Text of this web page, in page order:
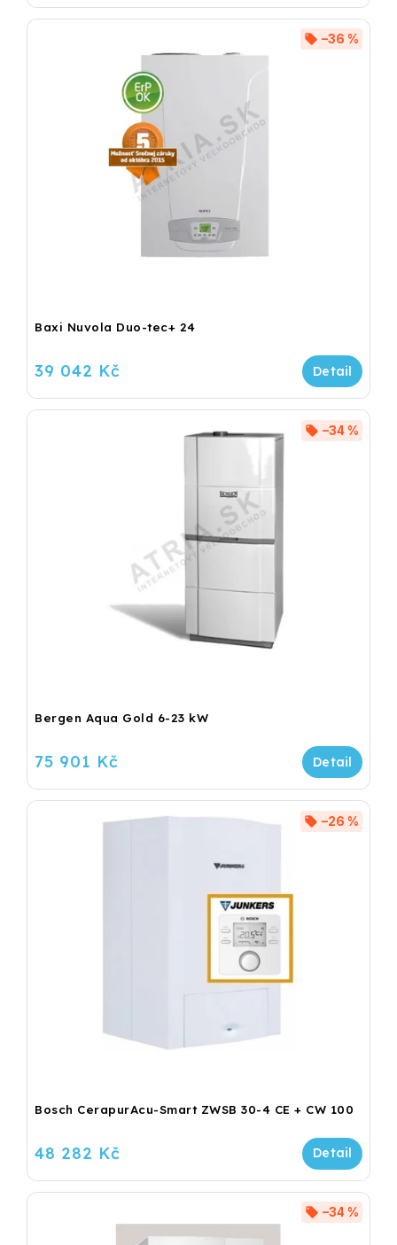
Baxi Nuvola Duo-tec+ 24
–36 %
39 042 Kč
Bergen Aqua Gold 6-23 kW
–34 %
75 901 Kč
Bosch CerapurAcu-Smart ZWSB 30-4 CE + CW 100
–26 %
48 282 Kč
–34 %